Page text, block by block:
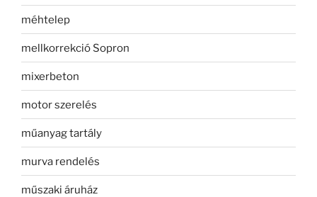
méhtelep
mellkorrekció Sopron
mixerbeton
motor szerelés
műanyag tartály
murva rendelés
műszaki áruház